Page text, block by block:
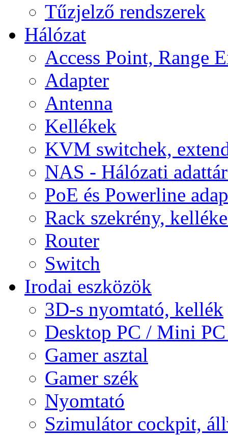
Tűzjelző rendszerek
Hálózat
Access Point, Range
Adapter
Antenna
Kellékek
KVM switchek,
NAS - Hálózati
PoE és Powerline
Rack szekrény,
Router
Switch
Irodai eszközök
3D-s nyomtató, kellék
Desktop PC / Mini
Gamer asztal
Gamer szék
Nyomtató
Szimulátor cockpit,